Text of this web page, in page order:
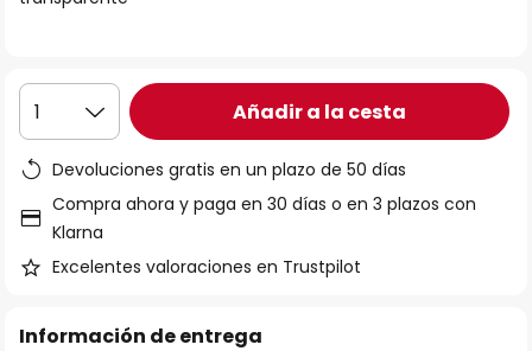
de
1 Añadir a la cesta
Devoluciones gratis en un plazo de 50 días
Compra ahora y paga en 30 días o en 3 plazos con
Klarna
Excelentes valoraciones en Trustpilot
Información de entrega